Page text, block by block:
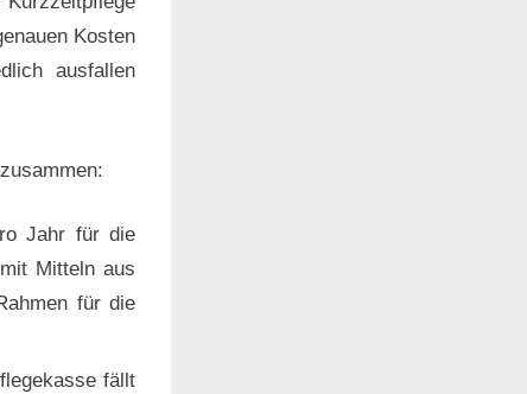
Kosten
ausfallen
Jahr für die
Mitteln aus
für die
fällt